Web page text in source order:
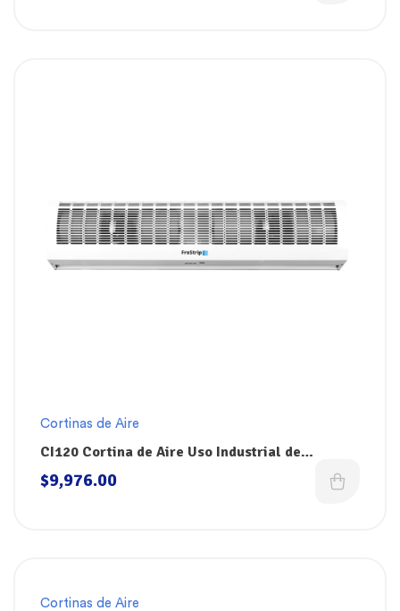
Cortinas de Aire
CI120 Cortina de Aire Uso Industrial de
120cm(48″) FroStrip
$9,976.00
Cortinas de Aire